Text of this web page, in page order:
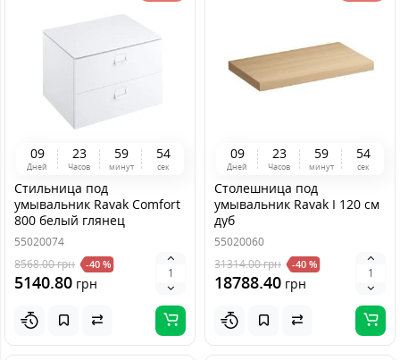
09
Дней
23
Часов
59
минут
54
сек
Стильница под
умывальник Ravak Comfort
800 белый глянец
55020074
8568.00грн -40 %
5140.80 грн
09
Дней
23
Часов
59
минут
54
сек
Столешница под
умывальник Ravak I 120 см
дуб
55020060
31314.00грн -40 %
18788.40 грн